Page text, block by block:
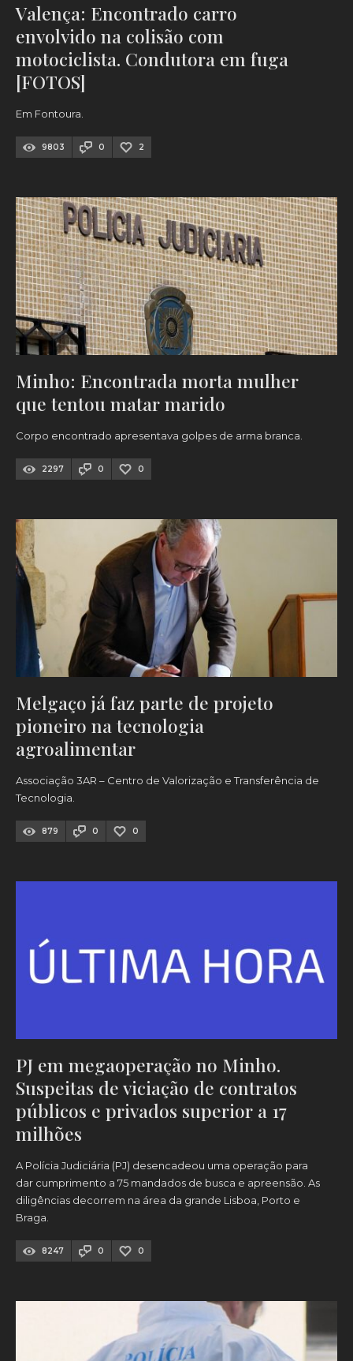
Valença: Encontrado carro
envolvido na colisão com
motociclista. Condutora em fuga
[FOTOS]
Em Fontoura.
9803 0 2
Minho: Encontrada morta mulher
que tentou matar marido
Corpo encontrado apresentava golpes de arma branca.
2297 0 0
Melgaço já faz parte de projeto
pioneiro na tecnologia
agroalimentar
Associação 3AR – Centro de Valorização e Transferência de
Tecnologia.
879 0 0
PJ em megaoperação no Minho.
Suspeitas de viciação de contratos
públicos e privados superior a 17
milhões
A Polícia Judiciária (PJ) desencadeou uma operação para
dar cumprimento a 75 mandados de busca e apreensão. As
diligências decorrem na área da grande Lisboa, Porto e
Braga.
8247 0 0